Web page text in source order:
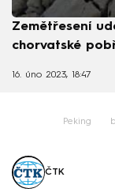
Zemětřesení
chorvatské
16. úno 2023, 18:47
Peking
ČTK